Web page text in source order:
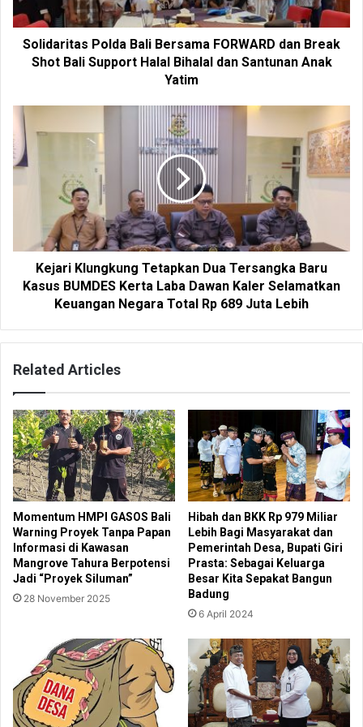
Solidaritas Polda Bali Bersama FORWARD dan Break
Shot Bali Support Halal Bihalal dan Santunan Anak
Yatim
Kejari Klungkung Tetapkan Dua Tersangka Baru
Kasus BUMDES Kerta Laba Dawan Kaler Selamatkan
Keuangan Negara Total Rp 689 Juta Lebih
Related Articles
Momentum HMPI GASOS Bali
Warning Proyek Tanpa Papan
Informasi di Kawasan
Mangrove Tahura Berpotensi
Jadi “Proyek Siluman”
28 November 2025
Hibah dan BKK Rp 979 Miliar
Lebih Bagi Masyarakat dan
Pemerintah Desa, Bupati Giri
Prasta: Sebagai Keluarga
Besar Kita Sepakat Bangun
Badung
6 April 2024